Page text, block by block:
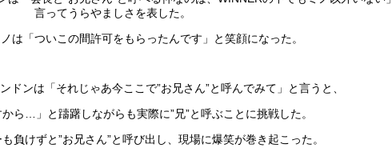
言ってうらやましさを表した。
は「ついこの間許可をもらったんです」と笑顔になった。
ドンは「それじゃあ今ここで”お兄さん”と呼んでみて」と言うと、
ら…」と躊躇しながらも実際に”兄”と呼ぶことに挑戦した。
負けずと”お兄さん”と呼び出し、現場に爆笑が巻き起こった。